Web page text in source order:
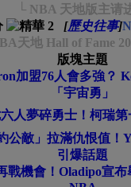
└ NBA 天地版主请
[歷史往事]
天地 Hall of Fame
版塊主題
加盟76人會多強？
「宇宙勇」
人夢碎勇士！柯瑞
公敵」拉滿仇恨值！
引爆話題
戰機會！Oladipo宣